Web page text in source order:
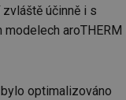
účinně i s
aroTHERM
bylo optimalizováno